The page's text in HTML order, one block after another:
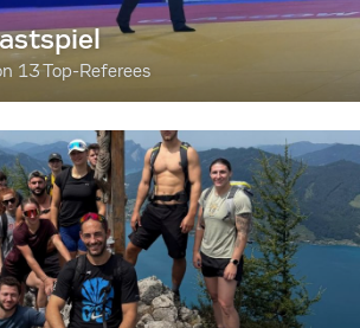
13 Top-Referees